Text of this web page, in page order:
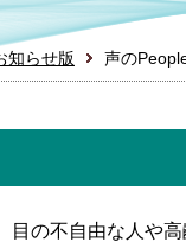
知らせ版 声の
目の不自由な人や